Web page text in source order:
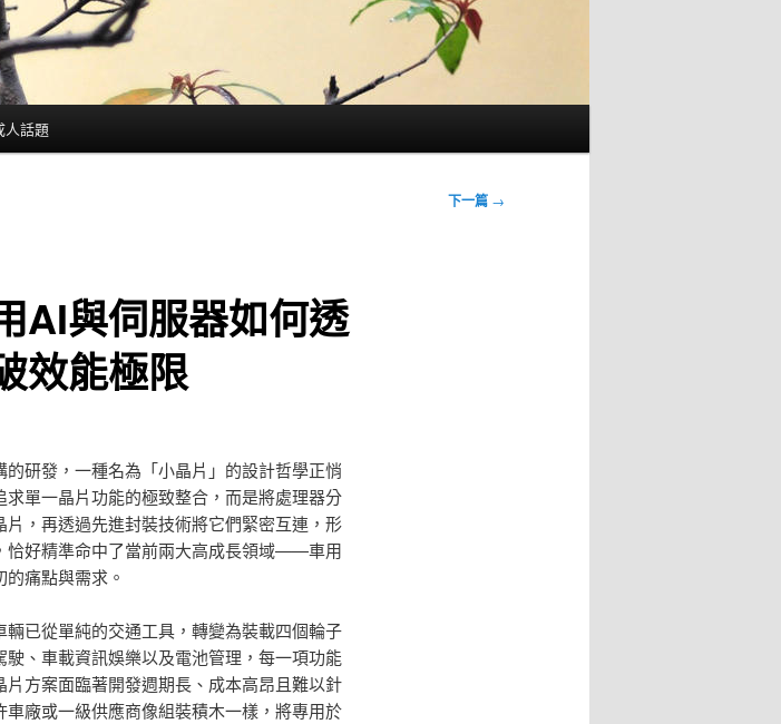
人話題
下一篇 →
AI與伺服器如何透
效能極限
研發，一種名為「小晶片」的設計哲學正悄
單一晶片功能的極致整合，而是將處理器分
，再透過先進封裝技術將它們緊密互連，形
恰好精準命中了當前兩大高成長領域——車用
痛點與需求。
已從單純的交通工具，轉變為裝載四個輪子
、車載資訊娛樂以及電池管理，每一項功能
方案面臨著開發週期長、成本高昂且難以針
廠或一級供應商像組裝積木一樣，將專用於